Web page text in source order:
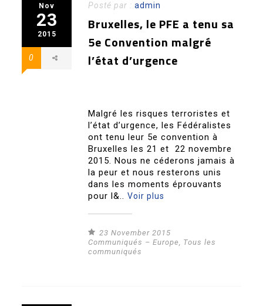
Nov
23
2015
0
Posté par :admin
Bruxelles, le PFE a tenu sa
5e Convention malgré
l’état d’urgence
Malgré les risques terroristes et
l’état d’urgence, les Fédéralistes
ont tenu leur 5e convention à
Bruxelles les 21 et 22 novembre
2015. Nous ne céderons jamais à
la peur et nous resterons unis
dans les moments éprouvants
pour l&..Voir plus
23 November 2015
Communiqués – Europe, Tous les
communiqués